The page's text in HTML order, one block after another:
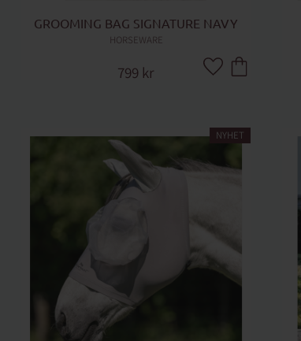
GROOMING BAG SIGNATURE NAVY
HORSEWARE
799 kr Lägg till i favoriter
NYHET